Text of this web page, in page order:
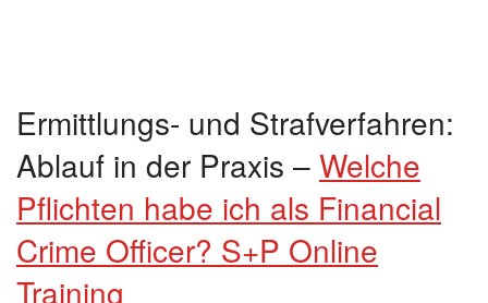
Ermittlungs- und Strafverfahren:
Ablauf in der Praxis – Welche
Pflichten habe ich als Financial
Crime Officer? S+P Online
Training